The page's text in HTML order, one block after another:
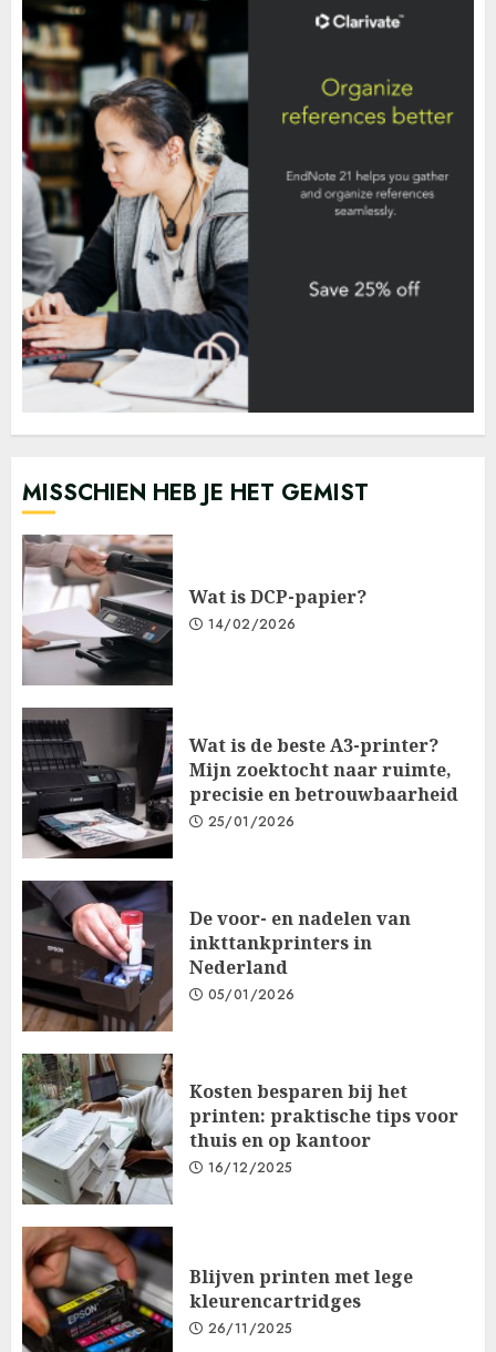
MISSCHIEN HEB JE HET GEMIST
Wat is DCP-papier?
14/02/2026
Wat is de beste A3-printer?
Mijn zoektocht naar ruimte,
precisie en betrouwbaarheid
25/01/2026
De voor- en nadelen van
inkttankprinters in
Nederland
05/01/2026
Kosten besparen bij het
printen: praktische tips voor
thuis en op kantoor
16/12/2025
Blijven printen met lege
kleurencartridges
26/11/2025